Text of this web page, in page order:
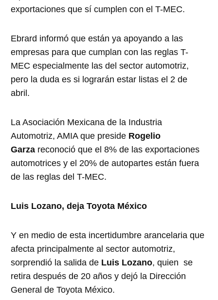
exportaciones que sí cumplen con el T-MEC.
Ebrard informó que están ya apoyando a las
empresas para que cumplan con las reglas T-
MEC especialmente las del sector automotriz,
pero la duda es si lograrán estar listas el 2 de
abril.
La Asociación Mexicana de la Industria
Automotriz, AMIA que preside Rogelio
Garza reconoció que el 8% de las exportaciones
automotrices y el 20% de autopartes están fuera
de las reglas del T-MEC.
Luis Lozano, deja Toyota México
Y en medio de esta incertidumbre arancelaria que
afecta principalmente al sector automotriz,
sorprendió la salida de Luis Lozano, quien se
retira después de 20 años y dejó la Dirección
General de Toyota México.